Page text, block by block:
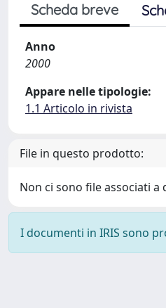
Scheda breve
Anno
2000
Appare nelle tipologie:
1.1 Articolo in rivista
File in questo prodotto:
Non ci sono file associati
I documenti in IRIS sono